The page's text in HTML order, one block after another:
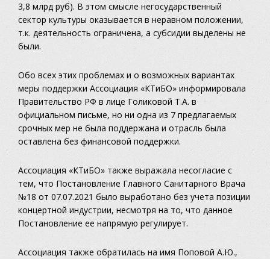
3,8 млрд руб). В этом смысле негосударственный
сектор культуры оказывается в неравном положении,
т.к. деятельность ограничена, а субсидии выделены не
были.
Обо всех этих проблемах и о возможных вариантах
меры поддержки Ассоциация «КТиБО» информировала
Правительство РФ в лице Голиковой Т.А. в
официальном письме, но ни одна из 7 предлагаемых
срочных мер не была поддержана и отрасль была
оставлена без финансовой поддержки.
Ассоциация «КТиБО» также выражала несогласие с
тем, что Постановление Главного Санитарного Врача
№18 от 07.07.2021 было выработано без учета позиции
концертной индустрии, несмотря на то, что данное
Постановление ее напрямую регулирует.
Ассоциация также обратилась на имя Поповой А.Ю.,